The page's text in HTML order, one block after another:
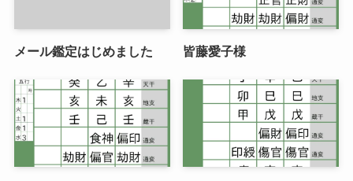
メール鑑定はじめました 皆藤愛子様